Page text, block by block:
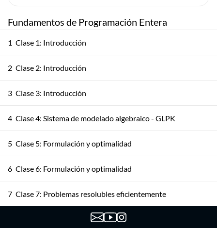
Fundamentos de Programación Entera
1 Clase 1: Introducción
2 Clase 2: Introducción
3 Clase 3: Introducción
4 Clase 4: Sistema de modelado algebraico - GLPK
5 Clase 5: Formulación y optimalidad
6 Clase 6: Formulación y optimalidad
7 Clase 7: Problemas resolubles eficientemente
Clase 8: Problemas resolubles eficientemente